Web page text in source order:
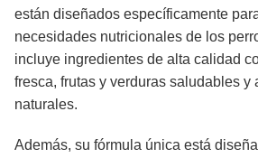
están diseñados específicamente
necesidades nutricionales de los
incluye ingredientes de alta calidad
fresca, frutas y verduras saludables y
naturales.
Además, su fórmula única está